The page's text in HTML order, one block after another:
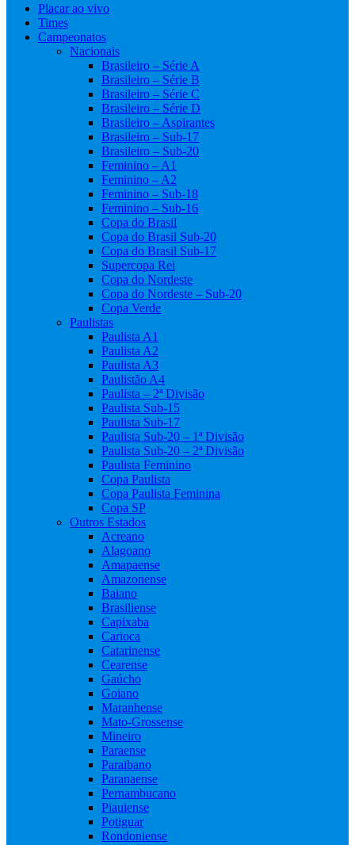
Placar ao vivo
Times
Campeonatos
Nacionais
Brasileiro – Série A
Brasileiro – Série B
Brasileiro – Série C
Brasileiro – Série D
Brasileiro – Aspirantes
Brasileiro – Sub-17
Brasileiro – Sub-20
Feminino – A1
Feminino – A2
Feminino – Sub-18
Feminino – Sub-16
Copa do Brasil
Copa do Brasil Sub-20
Copa do Brasil Sub-17
Supercopa Rei
Copa do Nordeste
Copa do Nordeste – Sub-20
Copa Verde
Paulistas
Paulista A1
Paulista A2
Paulista A3
Paulistão A4
Paulista – 2ª Divisão
Paulista Sub-15
Paulista Sub-17
Paulista Sub-20 – 1ª Divisão
Paulista Sub-20 – 2ª Divisão
Paulista Feminino
Copa Paulista
Copa Paulista Feminina
Copa SP
Outros Estados
Acreano
Alagoano
Amapaense
Amazonense
Baiano
Brasiliense
Capixaba
Carioca
Catarinense
Cearense
Gaúcho
Goiano
Maranhense
Mato-Grossense
Mineiro
Paraense
Paraibano
Paranaense
Pernambucano
Piauiense
Potiguar
Rondoniense